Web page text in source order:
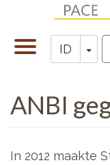
Toggle
navigation
ID
Zoeken
ANBI
In 2012 maakte